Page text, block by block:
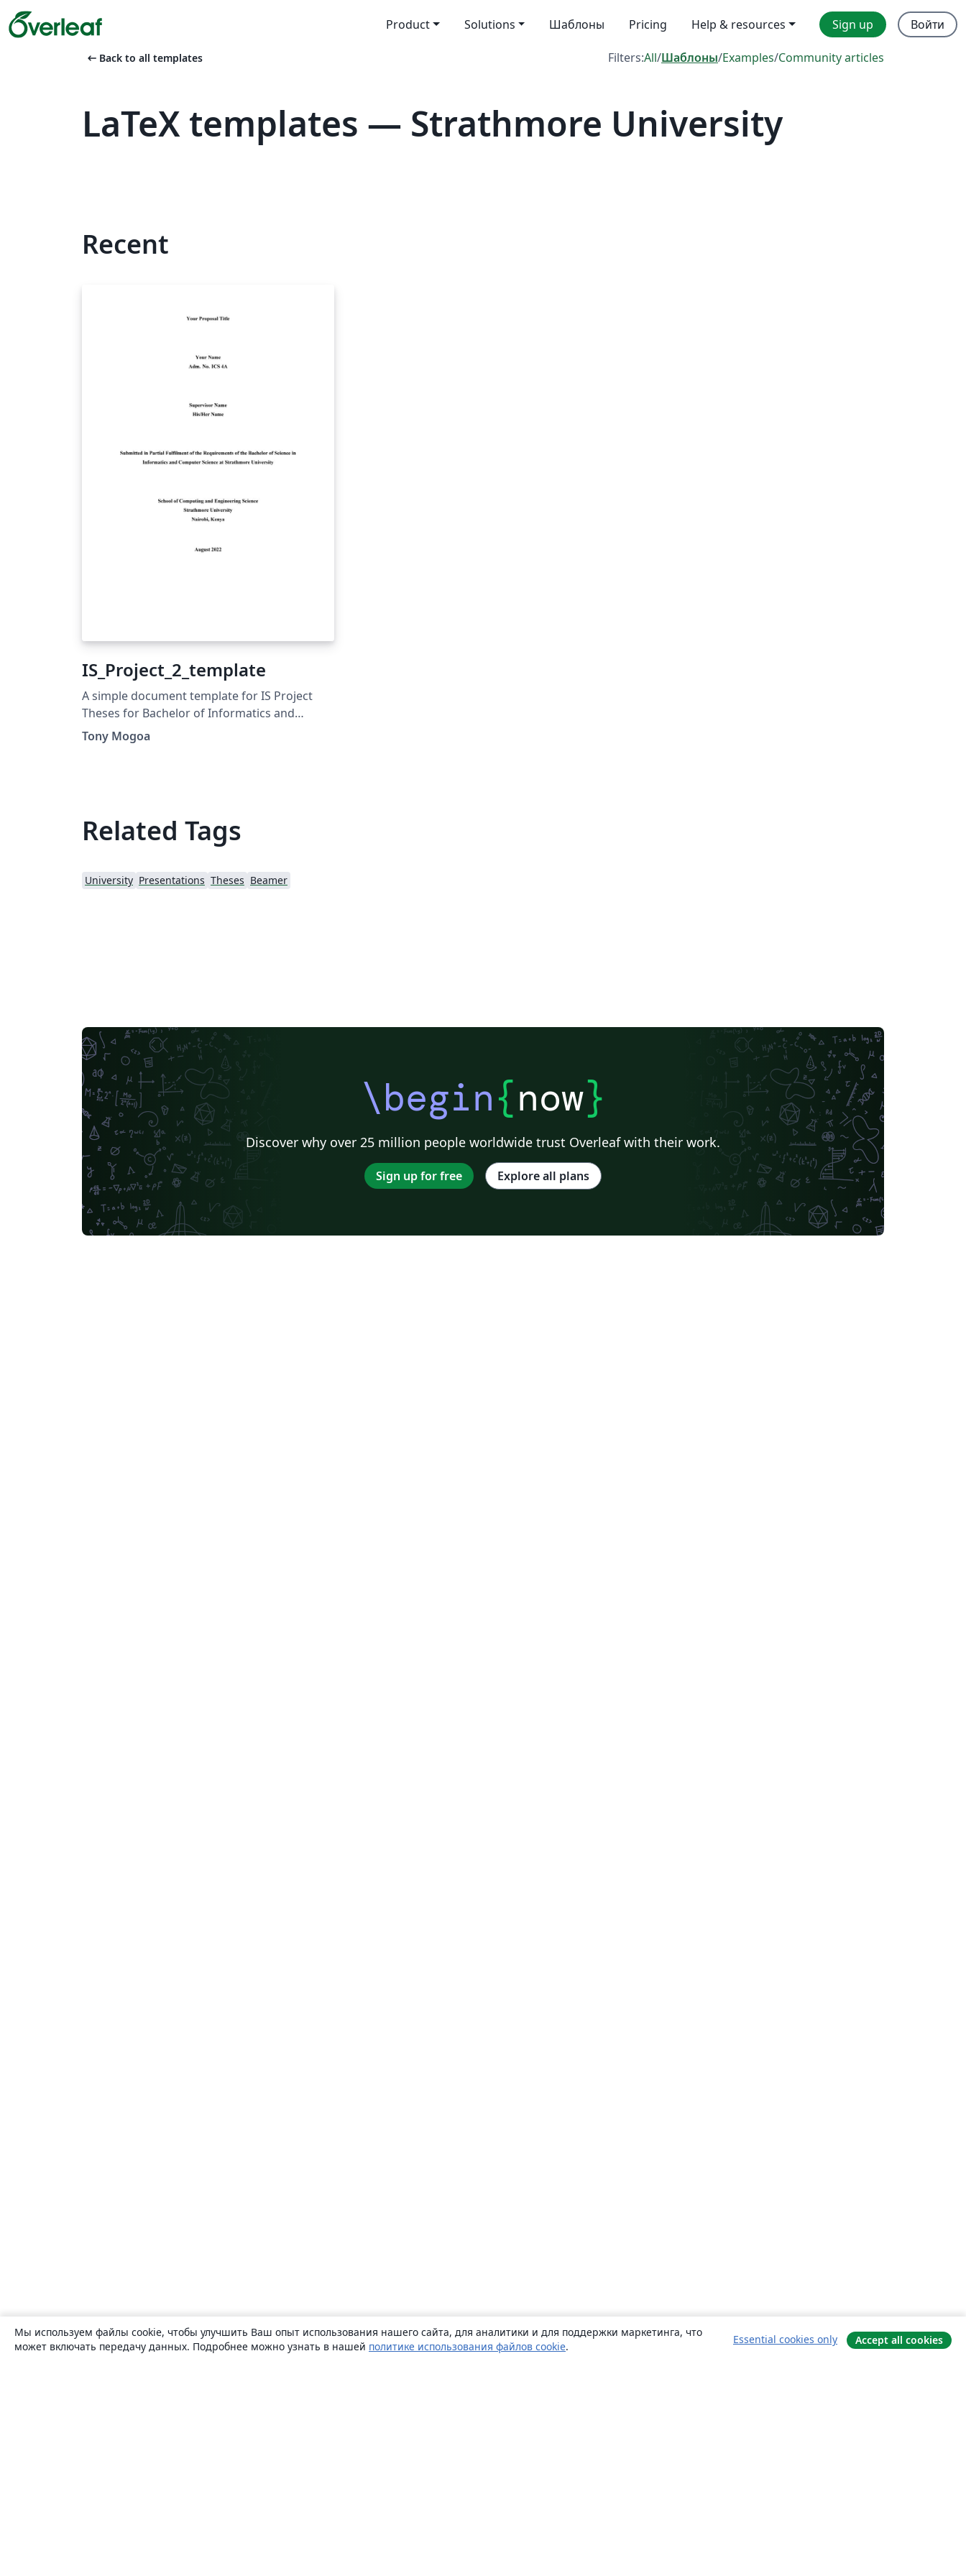
Product Solutions Шаблоны Pricing Help & resources Sign up Войти
arrow_left_alt Back to all templates Filters:All/Шаблоны/Examples/Community articles
LaTeX templates — Strathmore University
Recent
IS_Project_2_template
A simple document template for IS Project
Theses for Bachelor of Informatics and
Computer Science offered at Strathmore
University.
Tony Mogoa
Related Tags
University Presentations Theses Beamer
\begin{now}
Discover why over 25 million people worldwide trust Overleaf with their work.
Sign up for free Explore all plans
Мы используем файлы cookie, чтобы улучшить Ваш опыт использования нашего сайта, для аналитики и для поддержки маркетинга, что
может включать передачу данных. Подробнее можно узнать в нашей политике использования файлов cookie.
Essential cookies only Accept all cookies